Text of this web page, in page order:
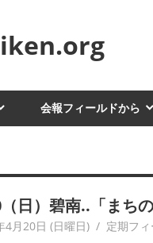
会報フィールドから
日）碧南..「まちの
4月20日 (日曜日) yagaiken
定期フ